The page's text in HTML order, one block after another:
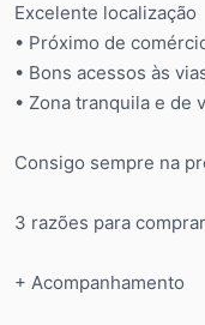
Excelente localização
• Próximo de
• Bons acessos às
• Zona tranquila e de
Consigo sempre na
3 razões para
+ Acompanhamento